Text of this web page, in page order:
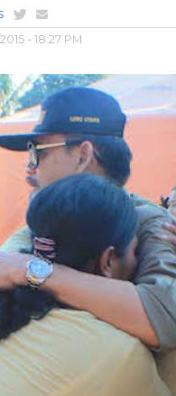
- 18:27 PM